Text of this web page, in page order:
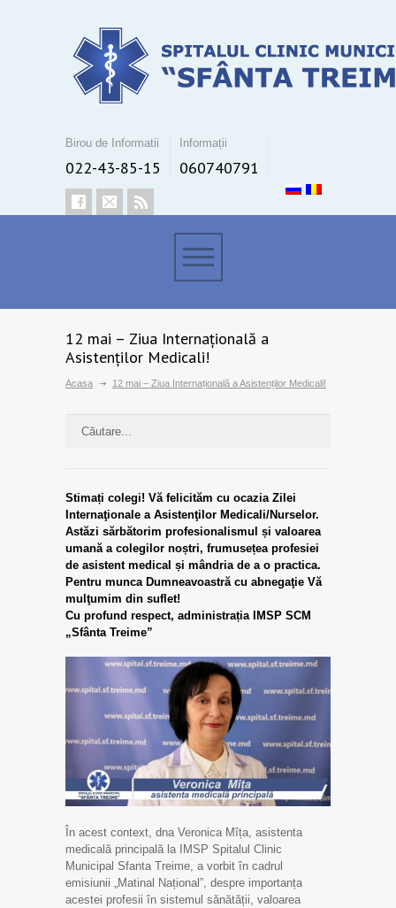
Birou de Informatii
022-43-85-15
Informații
060740791
12 mai – Ziua Internațională a
Asistenților Medicali!
Acasa 12 mai – Ziua Internațională a Asistenților Medicali!
Stimați colegi! Vă felicităm cu ocazia Zilei
Internaţionale a Asistenţilor Medicali/Nurselor.
Astăzi sărbătorim profesionalismul și valoarea
umană a colegilor noștri, frumusețea profesiei
de asistent medical și mândria de a o practica.
Pentru munca Dumneavoastră cu abnegaţie Vă
mulţumim din suflet!
Cu profund respect, administrația IMSP SCM
„Sfânta Treime”
În acest context, dna Veronica Mîța, asistenta
medicală principală la IMSP Spitalul Clinic
Municipal Sfanta Treime, a vorbit în cadrul
emisiunii „Matinal Național”, despre importanța
acestei profesii în sistemul sănătății, valoarea